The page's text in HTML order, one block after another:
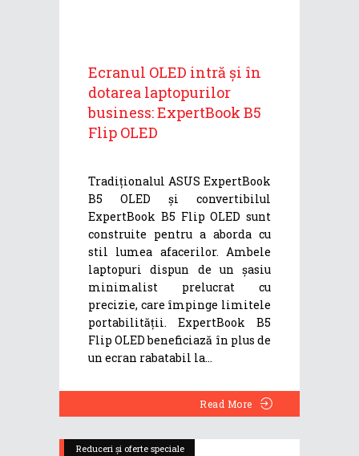
Ecranul OLED intră și în
dotarea laptopurilor
business: ExpertBook B5
Flip OLED
Tradiționalul ASUS ExpertBook
B5 OLED și convertibilul
ExpertBook B5 Flip OLED sunt
construite pentru a aborda cu
stil lumea afacerilor. Ambele
laptopuri dispun de un șasiu
minimalist prelucrat cu
precizie, care împinge limitele
portabilității. ExpertBook B5
Flip OLED beneficiază în plus de
un ecran rabatabil la
Read More
Reduceri și oferte speciale